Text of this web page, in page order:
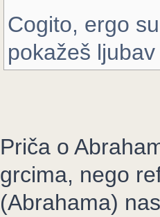
Cogito, ergo
pokažeš
Priča o
grcima, nego
(Abrahama)